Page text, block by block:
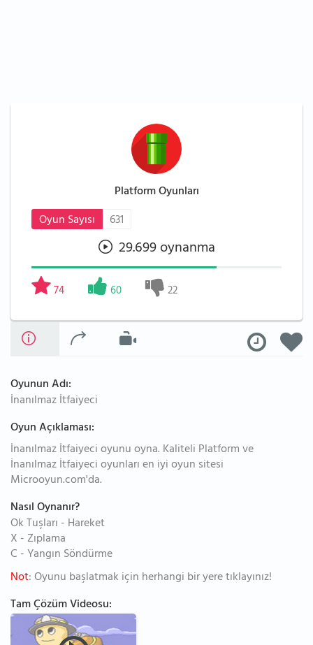
Platform Oyunları
Oyun Sayısı
631
29.699 oynanma
74 60 22
Oyunun Adı:
İnanılmaz İtfaiyeci
Oyun Açıklaması:
İnanılmaz İtfaiyeci oyunu oyna. Kaliteli Platform ve
İnanılmaz İtfaiyeci oyunları en iyi oyun sitesi
Microoyun.com'da.
Nasıl Oynanır?
Ok Tuşları - Hareket
X - Zıplama
C - Yangın Söndürme
Not: Oyunu başlatmak için herhangi bir yere tıklayınız!
Tam Çözüm Videosu: